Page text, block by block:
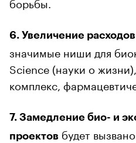
6. Увеличение
значимые ниши для
Science (науки о
комплекс,
7. Замедление био- и
проектов будет